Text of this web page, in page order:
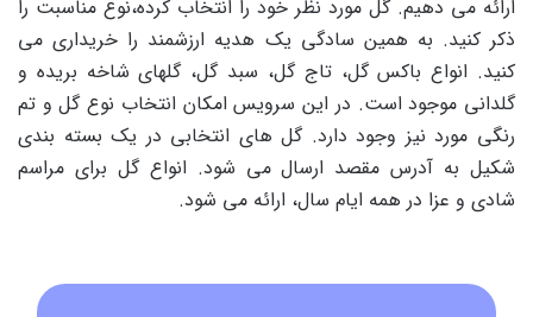
ارائه می دهیم. گل مورد نظر خود را انتخاب کرده،نوع مناسبت را
ذکر کنید. به همین سادگی یک هدیه ارزشمند را خریداری می
کنید. انواع باکس گل، تاج گل، سبد گل، گلهای شاخه بریده و
گلدانی موجود است. در این سرویس امکان انتخاب نوع گل و تم
رنگی مورد نیز وجود دارد. گل های انتخابی در یک بسته بندی
شکیل به آدرس مقصد ارسال می شود. انواع گل برای مراسم
شادی و عزا در همه ایام سال، ارائه می شود.